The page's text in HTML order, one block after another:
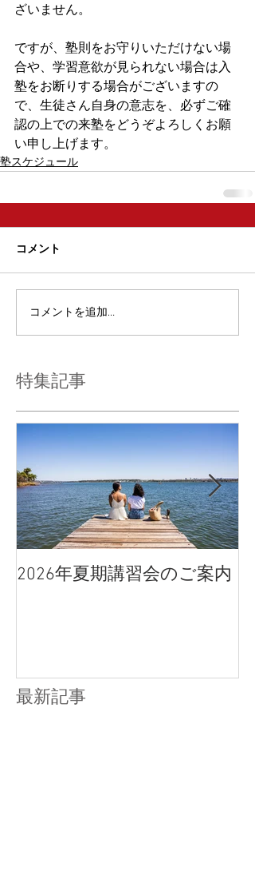
ざいません。
ですが、塾則をお守りいただけない場
合や、学習意欲が見られない場合は入
塾をお断りする場合がございますの
で、生徒さん自身の意志を、必ずご確
認の上での来塾をどうぞよろしくお願
い申し上げます。
塾スケジュール
コメント
コメントを追加…
特集記事
2026年夏期講習会のご案内
最新記事